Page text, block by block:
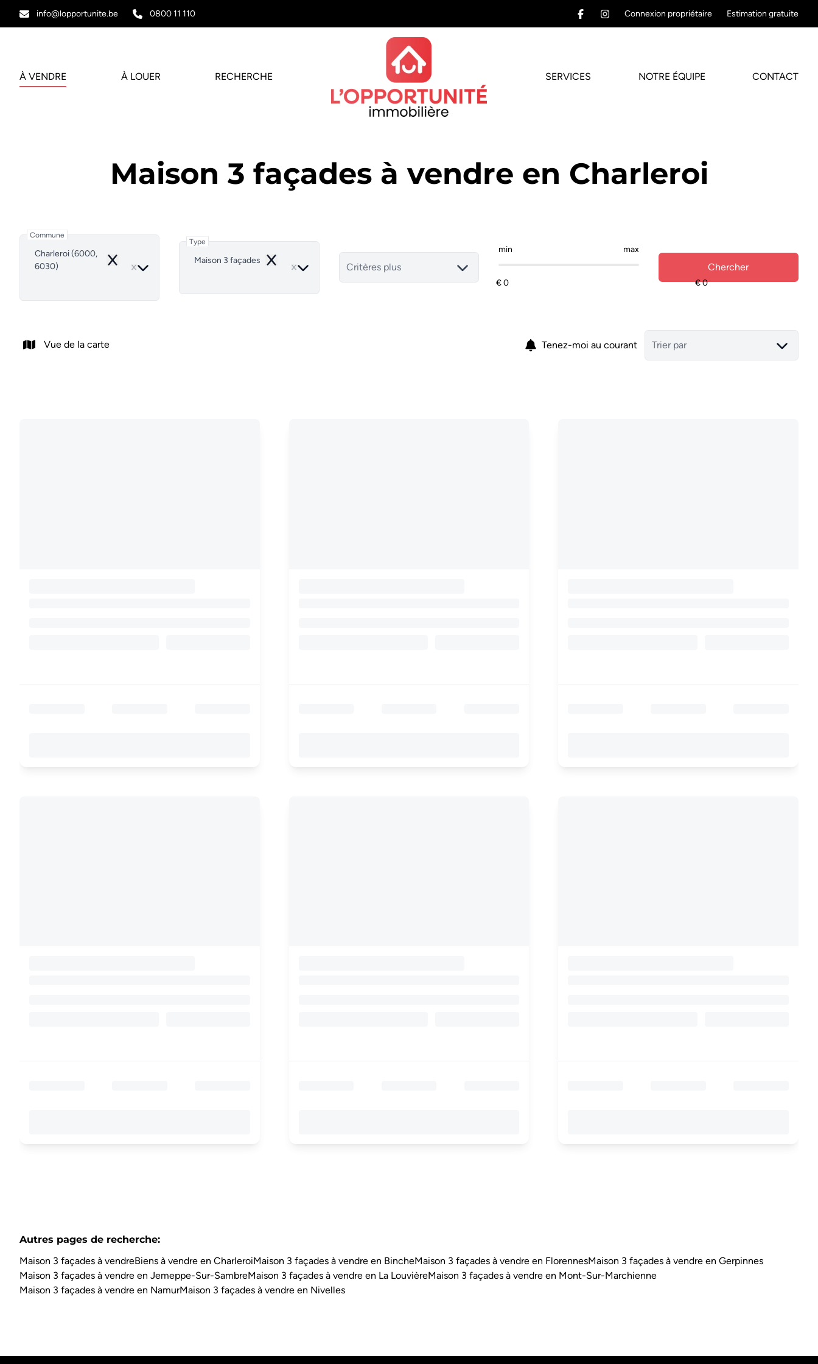
info@lopportunite.be 0800 11 110 Connexion propriétaire Estimation gratuite
À VENDRE À LOUER RECHERCHE SERVICES NOTRE ÉQUIPE CONTACT
Maison 3 façades à vendre en Charleroi
Commune
Charleroi (6000,
6030)
Remove
Type
Maison 3 façades
Remove Critères plus
min max
Chercher
Vue de la carte Tenez-moi au courant Trier par
Autres pages de recherche:
Maison 3 façades à vendreBiens à vendre en CharleroiMaison 3 façades à vendre en BincheMaison 3 façades à vendre en FlorennesMaison 3 façades à vendre en Gerpinnes
Maison 3 façades à vendre en Jemeppe-Sur-SambreMaison 3 façades à vendre en La LouvièreMaison 3 façades à vendre en Mont-Sur-Marchienne
Maison 3 façades à vendre en NamurMaison 3 façades à vendre en Nivelles